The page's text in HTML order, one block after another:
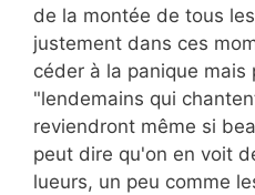
de la montée de tous les
justement dans ces
céder à la panique mais
"lendemains qui
reviendront même si
peut dire qu'on en voit
lueurs, un peu comme